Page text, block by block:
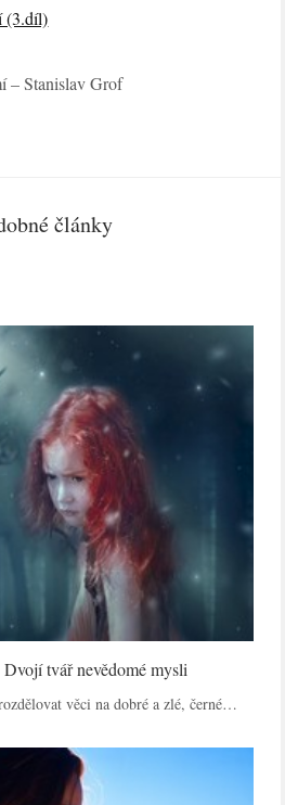
(3.díl)
– Stanislav Grof
články
tvář nevědomé mysli
věci na dobré a zlé, černé…